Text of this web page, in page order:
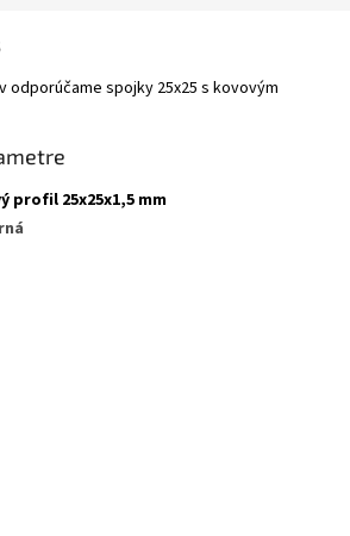
spojky 25x25 s kovovým
profil 25x25x1,5 mm